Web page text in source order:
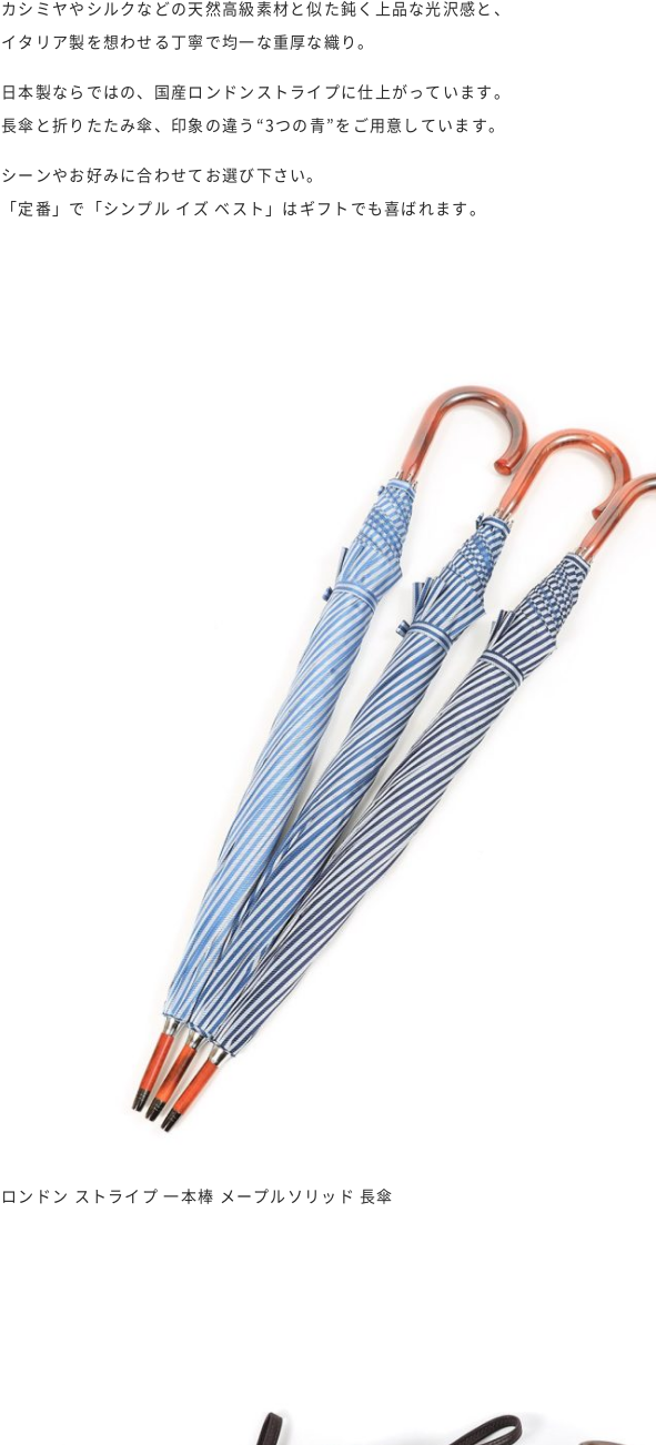
カシミヤやシルクなどの天然高級素材と似た鈍く上品な光沢感と、
イタリア製を想わせる丁寧で均一な重厚な織り。
日本製ならではの、国産ロンドンストライプに仕上がっています。
長傘と折りたたみ傘、印象の違う“3つの青”をご用意しています。
シーンやお好みに合わせてお選び下さい。
「定番」で「シンプル イズ ベスト」はギフトでも喜ばれます。
ロンドン ストライプ 一本棒 メープルソリッド 長傘